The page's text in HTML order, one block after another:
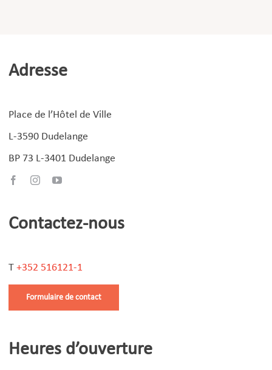
Adresse
Place de l’Hôtel de Ville
L-3590 Dudelange
BP 73 L-3401 Dudelange
Contactez-nous
T +352 516121-1
Formulaire de contact
Heures d’ouverture